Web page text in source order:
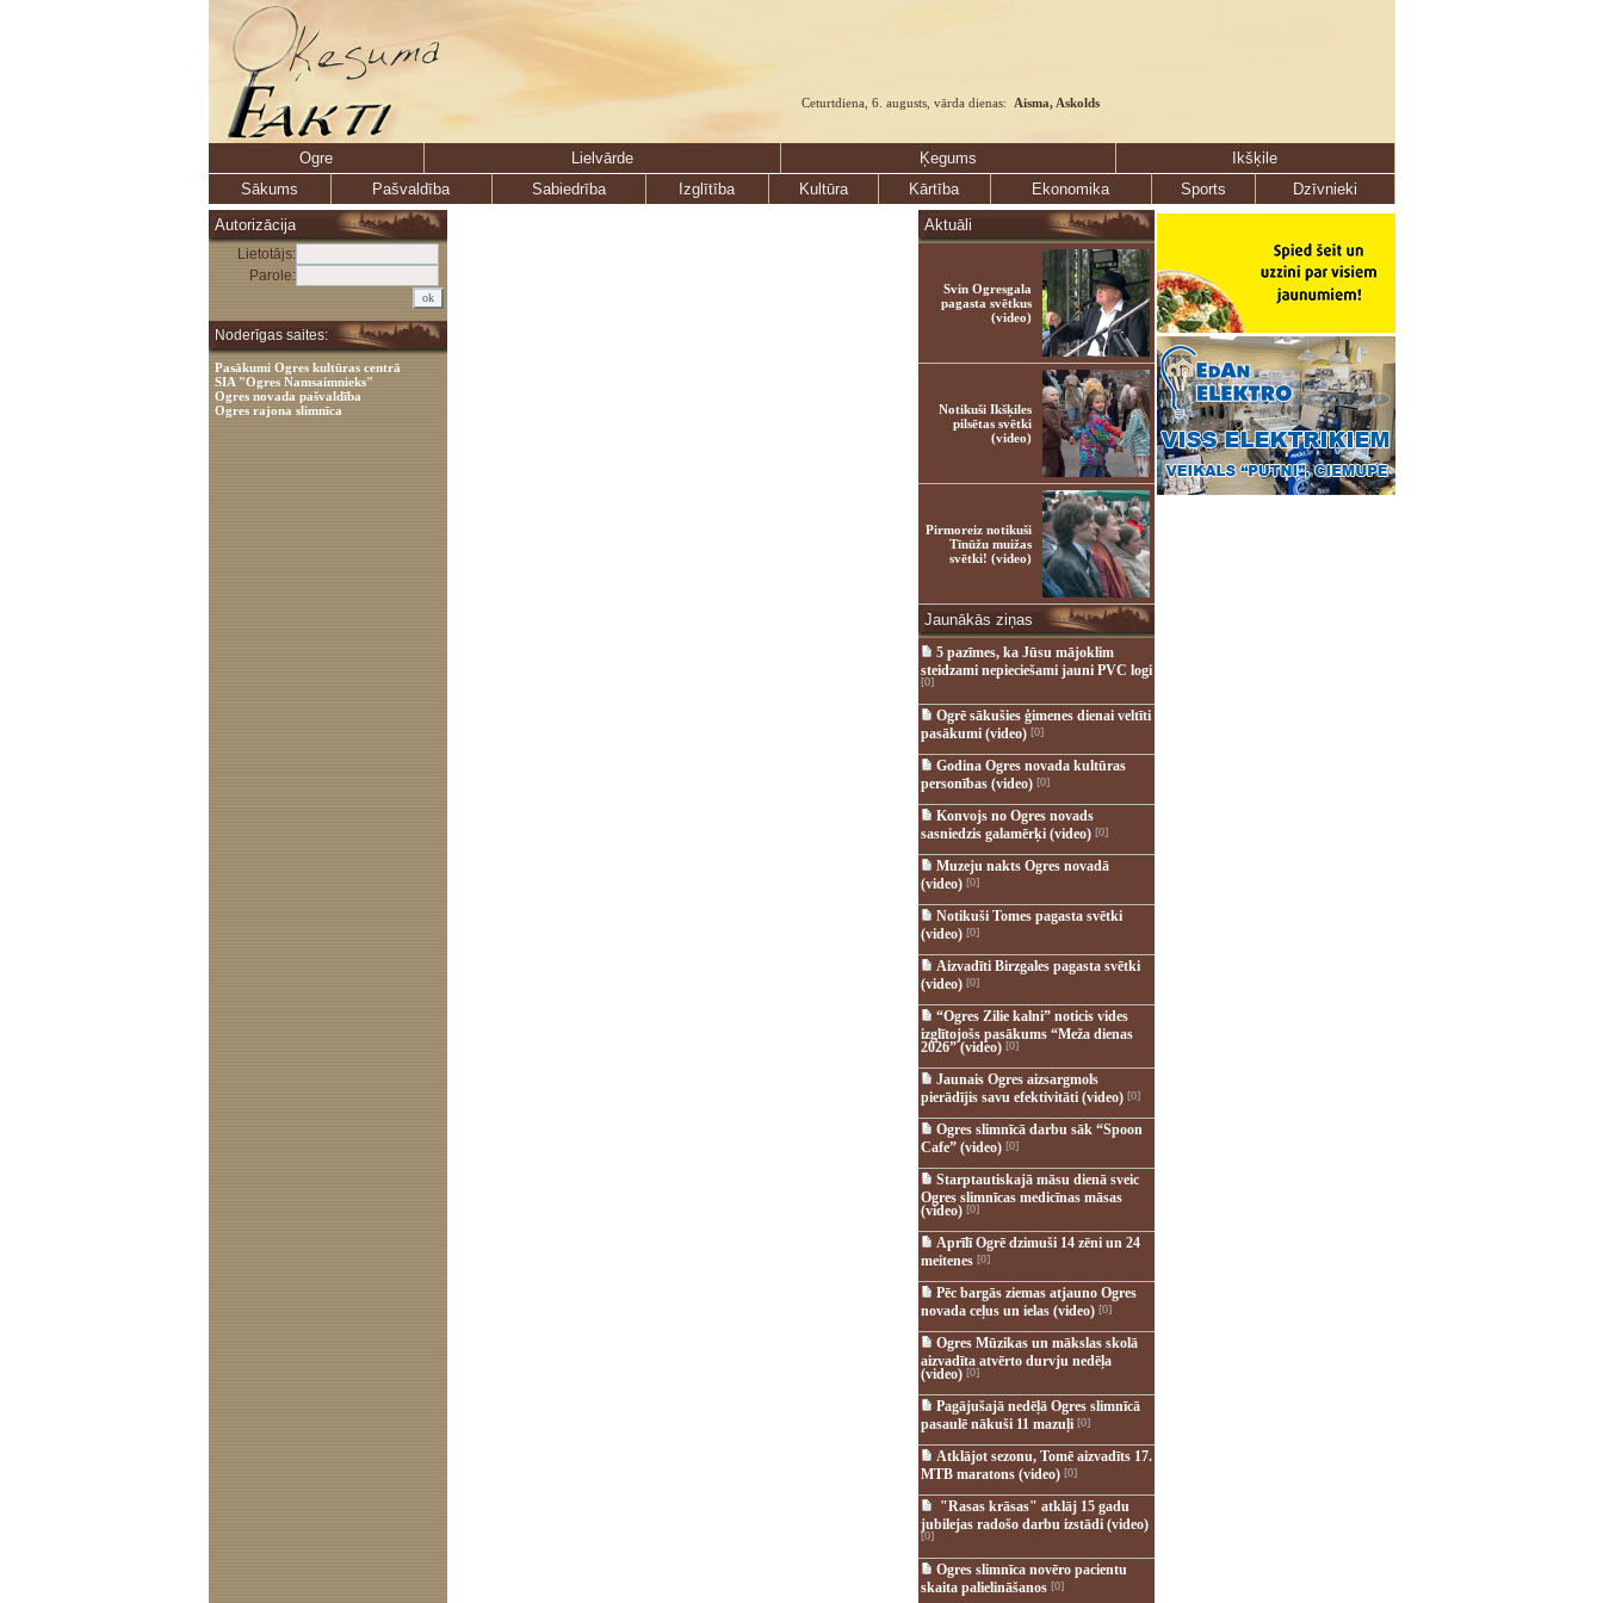
Ceturtdiena, 6. augusts, vārda dienas: Aisma, Askolds
Ogre Lielvārde Ķegums
Ikšķile
Sākums
Pašvaldība Sabiedrība Izglītība Kultūra Kārtība Ekonomika Sports
Dzīvnieki
Autorizācija
Lietotājs:
Parole:
Noderīgas saites:
Pasākumi Ogres kultūras centrā
SIA "Ogres Namsaimnieks"
Ogres novada pašvaldība
Ogres rajona slimnīca
Aktuāli
Svin Ogresgala
pagasta svētkus
(video)
Notikuši Ikšķiles
pilsētas svētki
(video)
Pirmoreiz notikuši
Tīnūžu muižas
svētki! (video)
Jaunākās ziņas
5 pazīmes, ka Jūsu mājoklim
steidzami nepieciešami jauni PVC logi
[0]
Ogrē sākušies ģimenes dienai veltīti
pasākumi (video)[0]
Godina Ogres novada kultūras
personības (video)[0]
Konvojs no Ogres novads
sasniedzis galamērķi (video)[0]
Muzeju nakts Ogres novadā
(video)[0]
Notikuši Tomes pagasta svētki
(video)[0]
Aizvadīti Birzgales pagasta svētki
(video)[0]
“Ogres Zilie kalni” noticis vides
izglītojošs pasākums “Meža dienas
2026” (video)[0]
Jaunais Ogres aizsargmols
pierādījis savu efektivitāti (video)[0]
Ogres slimnīcā darbu sāk “Spoon
Cafe” (video)[0]
Starptautiskajā māsu dienā sveic
Ogres slimnīcas medicīnas māsas
(video)[0]
Aprīlī Ogrē dzimuši 14 zēni un 24
meitenes [0]
Pēc bargās ziemas atjauno Ogres
novada ceļus un ielas (video)[0]
Ogres Mūzikas un mākslas skolā
aizvadīta atvērto durvju nedēļa
(video)[0]
Pagājušajā nedēļā Ogres slimnīcā
pasaulē nākuši 11 mazuļi[0]
Atklājot sezonu, Tomē aizvadīts 17.
MTB maratons (video)[0]
"Rasas krāsas" atklāj 15 gadu
jubilejas radošo darbu izstādi (video)
[0]
Ogres slimnīca novēro pacientu
skaita palielināšanos [0]